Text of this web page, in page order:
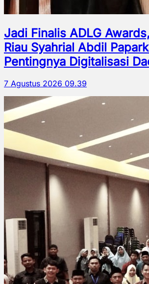
Jadi Finalis ADLG
Riau Syahrial Abdil
Pentingnya Digitalisasi
7 Agustus 2026 09.39